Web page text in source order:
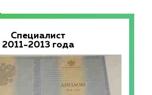
Специалист
2011-2013 года